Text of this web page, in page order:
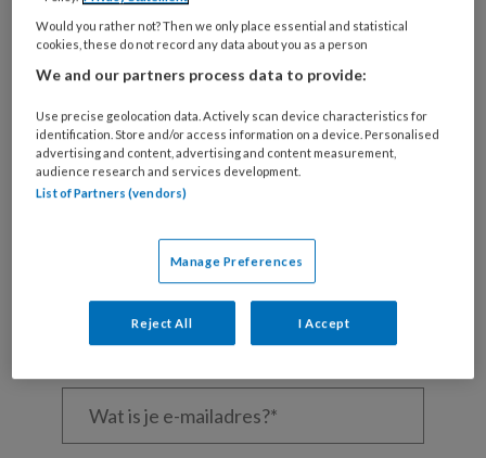
Niet
REGISTREREN
Wil je dit artikel lezen?
Maak gratis een account aan en lees 2
artikelen gratis per maand
Al een account of abonnement?Log dan in
Wat
Would you rather not? Then we only place essential and statistical
cookies, these do not record any data about you as a person
We and our partners process data to provide:
Use precise geolocation data. Actively scan device characteristics for
identification. Store and/or access information on a device. Personalised
advertising and content, advertising and content measurement,
audience research and services development.
List of Partners (vendors)
Manage Preferences
Reject All I Accept